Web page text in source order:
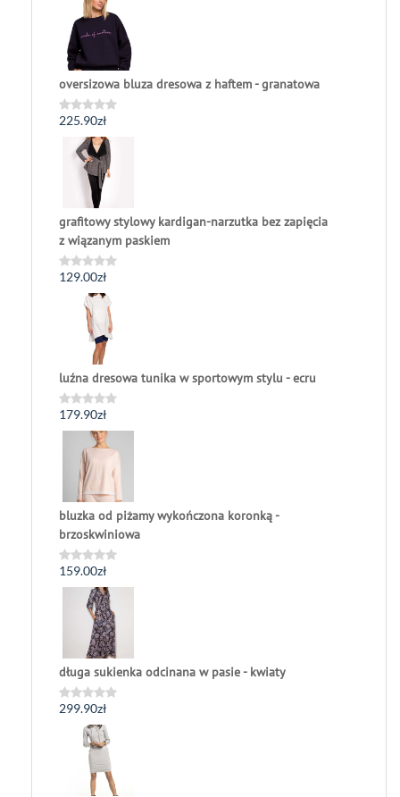
oversizowa bluza dresowa z haftem - granatowa
Oceniono
225.90zł
grafitowy stylowy kardigan-narzutka bez zapięcia
z wiązanym paskiem
Oceniono
129.00zł
luźna dresowa tunika w sportowym stylu - ecru
Oceniono
0
179.90zł
bluzka od piżamy wykończona koronką -
brzoskwiniowa
Oceniono
0
159.00zł
długa sukienka odcinana w pasie - kwiaty
Oceniono
299.90zł